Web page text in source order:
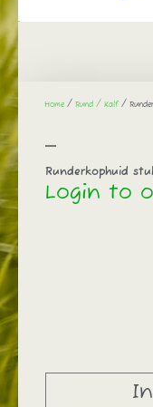
Home / Rund / Kalf /
Runderkophuid
Login to